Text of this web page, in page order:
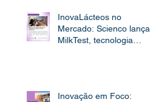
InovaLácteos no
Mercado: Scienco lança
MilkTest, tecnologia
Inovação em Foco: